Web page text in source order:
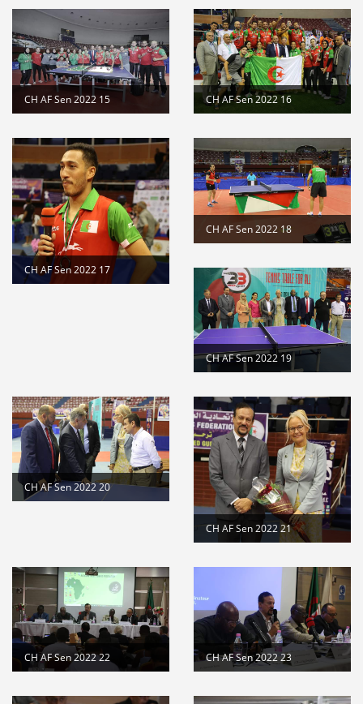
CH AF Sen 2022 15 CH AF Sen 2022 16
CH AF Sen 2022 17
CH AF Sen 2022 18
CH AF Sen 2022 19
CH AF Sen 2022 20
CH AF Sen 2022 21
CH AF Sen 2022 22 CH AF Sen 2022 23